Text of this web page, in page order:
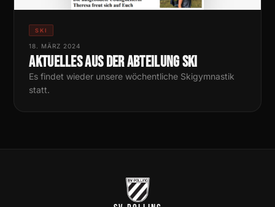
SKI
18. MÄRZ 2024
Aktuelles aus der Abteilung Ski
Es findet wieder unsere wöchentliche Skigymnastik
statt.